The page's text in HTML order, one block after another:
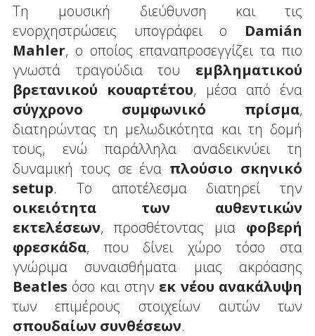
Τη μουσική διεύθυνση και τις
ενορχηστρώσεις υπογράφει ο Damián
Mahler, ο οποίος επαναπροσεγγίζει τα πιο
γνωστά τραγούδια του εμβληματικού
βρετανικού κουαρτέτου, μέσα από ένα
σύγχρονο συμφωνικό πρίσμα,
διατηρώντας τη μελωδικότητα και τη δομή
τους, ενώ παράλληλα αναδεικνύει τη
δυναμική τους σε ένα πλούσιο σκηνικό
setup. Το αποτέλεσμα διατηρεί την
οικειότητα των αυθεντικών
εκτελέσεων, προσθέτοντας μια φοβερή
φρεσκάδα, που δίνει χώρο τόσο στα
γνώριμα συναισθήματα μιας ακρόασης
Beatles όσο και στην εκ νέου ανακάλυψη
των επιμέρους στοιχείων αυτών των
σπουδαίων συνθέσεων.